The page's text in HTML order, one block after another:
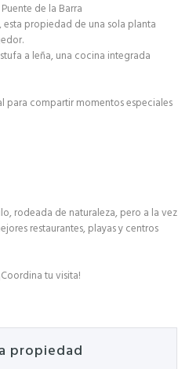
de la Barra
propiedad de una sola planta
a leña, una cocina integrada
para compartir momentos especiales
rodeada de naturaleza, pero a la vez
restaurantes, playas y centros
tu visita!
propiedad